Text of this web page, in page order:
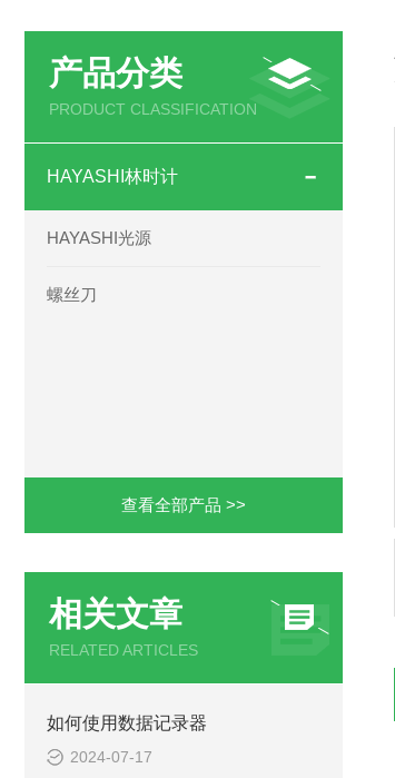
产品分类
PRODUCT CLASSIFICATION
HAYASHI林时计
HAYASHI光源
螺丝刀
查看全部产品 >>
相关文章
RELATED ARTICLES
如何使用数据记录器
2024-07-17